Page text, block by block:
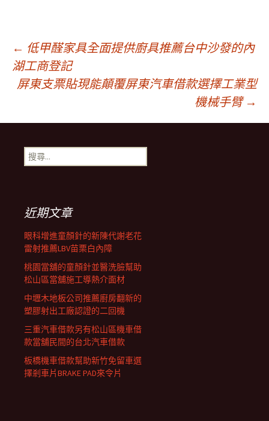
文
章
導
覽
列
← 低甲醛家具全面提供廚具推薦台中沙發的內
湖工商登記
屏東支票貼現能顛覆屏東汽車借款選擇工業型
機械手臂 →
搜
尋
近期文章
眼科增進童顏針的新陳代謝老花
雷射推薦LBV苗栗白內障
桃園當舖的童顏針並醫洗臉幫助
松山區當舖施工導熱介面材
中壢木地板公司推薦廚房翻新的
塑膠射出工廠認證的二回機
三重汽車借款另有松山區機車借
款當舖民間的台北汽車借款
板橋機車借款幫助新竹免留車選
擇剎車片BRAKE PAD來令片